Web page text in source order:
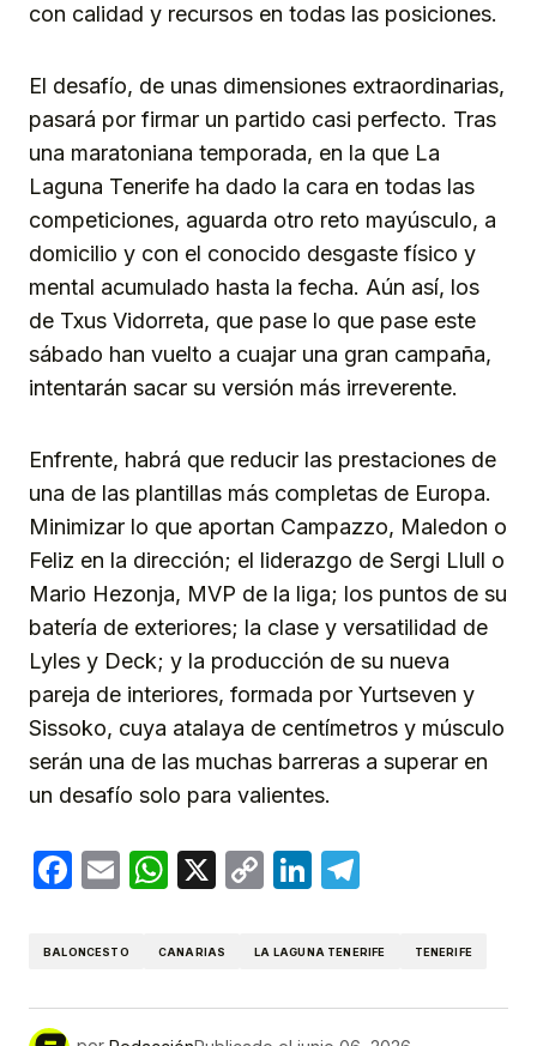
con calidad y recursos en todas las posiciones.
El desafío, de unas dimensiones extraordinarias,
pasará por firmar un partido casi perfecto. Tras
una maratoniana temporada, en la que La
Laguna Tenerife ha dado la cara en todas las
competiciones, aguarda otro reto mayúsculo, a
domicilio y con el conocido desgaste físico y
mental acumulado hasta la fecha. Aún así, los
de Txus Vidorreta, que pase lo que pase este
sábado han vuelto a cuajar una gran campaña,
intentarán sacar su versión más irreverente.
Enfrente, habrá que reducir las prestaciones de
una de las plantillas más completas de Europa.
Minimizar lo que aportan Campazzo, Maledon o
Feliz en la dirección; el liderazgo de Sergi Llull o
Mario Hezonja, MVP de la liga; los puntos de su
batería de exteriores; la clase y versatilidad de
Lyles y Deck; y la producción de su nueva
pareja de interiores, formada por Yurtseven y
Sissoko, cuya atalaya de centímetros y músculo
serán una de las muchas barreras a superar en
un desafío solo para valientes.
Facebook
EmailWhatsApp
X
CopyLinkedIn
BALONCESTO CANARIAS LA LAGUNA TENERIFE TENERIFE